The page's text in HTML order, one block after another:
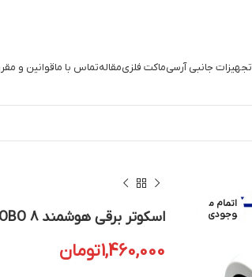
تجهیزات جانبی آرسیماکت فلزیمقالهتماس با ماقوانین و
اتمام م
وجودی
اسکوتر برقی هوشمند ROBO 8 | اسکوتر Self Balance Wheel
1,460,000تومان